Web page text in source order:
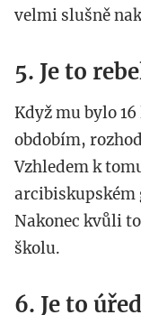
velmi slušně
5. Je to
Když mu bylo
obdobím,
Vzhledem k
arcibiskupském
Nakonec kvůli
školu.
6. Je to